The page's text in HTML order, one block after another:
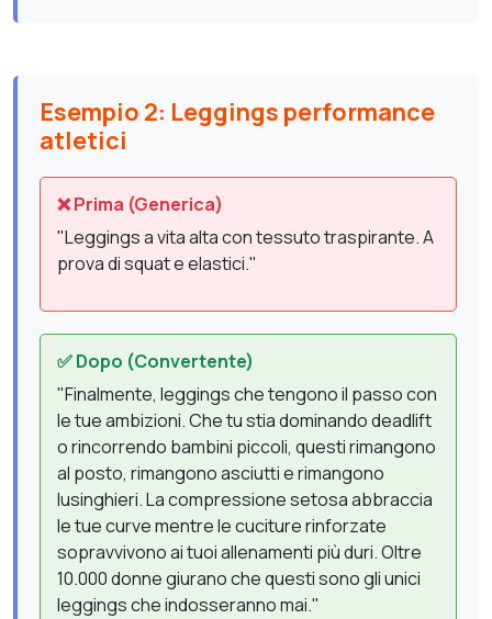
Esempio 2: Leggings performance
atletici
❌ Prima (Generica)
"Leggings a vita alta con tessuto traspirante. A
prova di squat e elastici."
✅ Dopo (Convertente)
"Finalmente, leggings che tengono il passo con
le tue ambizioni. Che tu stia dominando deadlift
o rincorrendo bambini piccoli, questi rimangono
al posto, rimangono asciutti e rimangono
lusinghieri. La compressione setosa abbraccia
le tue curve mentre le cuciture rinforzate
sopravvivono ai tuoi allenamenti più duri. Oltre
10.000 donne giurano che questi sono gli unici
leggings che indosseranno mai."